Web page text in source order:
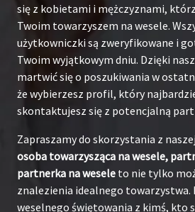
się z kobietami i mężczyznami,
Twoim towarzyszem na wesele.
użytkowniczki są zweryfikowane i
Twoim wyjątkowym dniu. Dzięki
martwić się o poszukiwania w
że wybierzesz profil, który
skontaktujesz się z potencjalną
Zapraszamy do skorzystania z
osoba towarzysząca na wesele,
partnerka na wesele to nie tylko
znalezienia idealnego towarzystwa.
weselnego świętowania z kimś, kto